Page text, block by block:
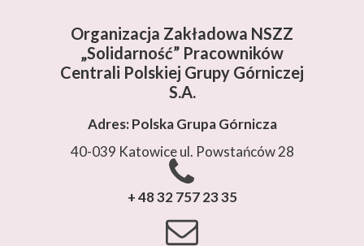
+ 48 32 757 23 35
Adres: Polska Grupa Górnicza
40-039 Katowice ul. Powstańców 28
Organizacja Zakładowa NSZZ
„Solidarność” Pracowników
Centrali Polskiej Grupy Górniczej
S.A.